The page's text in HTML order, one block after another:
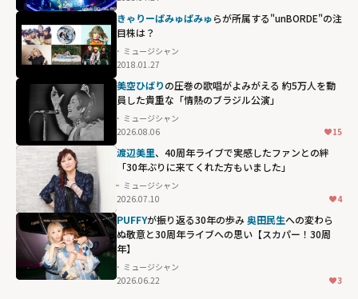
きゃりーぱみゅぱみゅらが所属する"unBORDE"の注
目株は？
ミュージシャン
2018.01.27
美空ひばりの圧巻の歌唱がよみがえる 約5万人を動
員した貴重な「情熱のブラジル公演」
ミュージシャン
2026.08.06
15
渡辺美里、40周年ライブで実感したファンとの絆
「30年ぶりに来てくれた方もいました」
ミュージシャン
2026.07.10
4
PUFFYが振り返る30年の歩み奥田民生への変わら
ぬ敬意と30周年ライブへの思い【スカパー！30周
年】
ミュージシャン
2026.06.22
3